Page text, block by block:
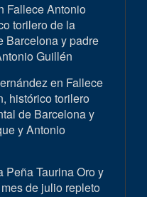
Fallece Antonio
torilero de la
Barcelona y padre
Guillén
en Fallece
histórico torilero
de Barcelona y
y Antonio
Peña Taurina Oro y
de julio repleto